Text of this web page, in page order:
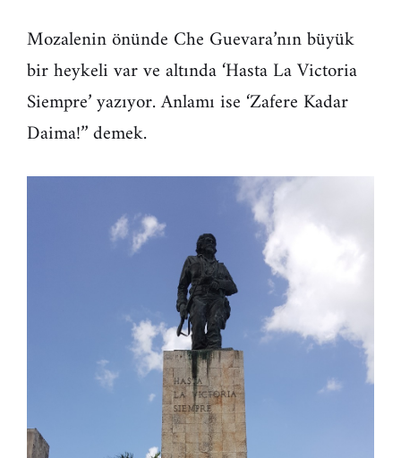
Mozalenin önünde Che Guevara’nın büyük
bir heykeli var ve altında ‘Hasta La Victoria
Siempre’ yazıyor. Anlamı ise ‘Zafere Kadar
Daima!’’ demek.